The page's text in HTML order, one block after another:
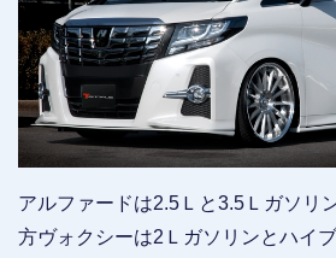
アルファードは2.5Ｌと3.5Ｌガソリ
方ヴォクシーは2Ｌガソリンとハイ